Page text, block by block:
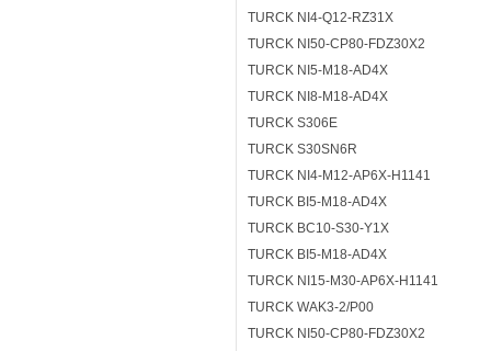
TURCK NI4-Q12-RZ31X
TURCK NI50-CP80-FDZ30X2
TURCK NI5-M18-AD4X
TURCK NI8-M18-AD4X
TURCK S306E
TURCK S30SN6R
TURCK NI4-M12-AP6X-H1141
TURCK BI5-M18-AD4X
TURCK BC10-S30-Y1X
TURCK BI5-M18-AD4X
TURCK NI15-M30-AP6X-H1141
TURCK WAK3-2/P00
TURCK NI50-CP80-FDZ30X2